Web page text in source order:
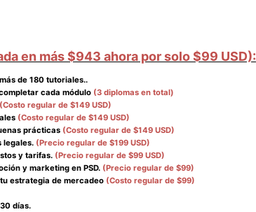
en más $943 ahora por solo $99 USD):
de 180 tutoriales..
cada módulo (3 diplomas en total)
(Costo regular de $149 USD)
(Costo regular de $149 USD)
prácticas (Costo regular de $149 USD)
legales. (Precio regular de $199 USD)
y tarifas. (Precio regular de $99 USD)
y marketing en PSD. (Precio regular de $99)
estrategia de mercadeo (Costo regular de $99)
días.